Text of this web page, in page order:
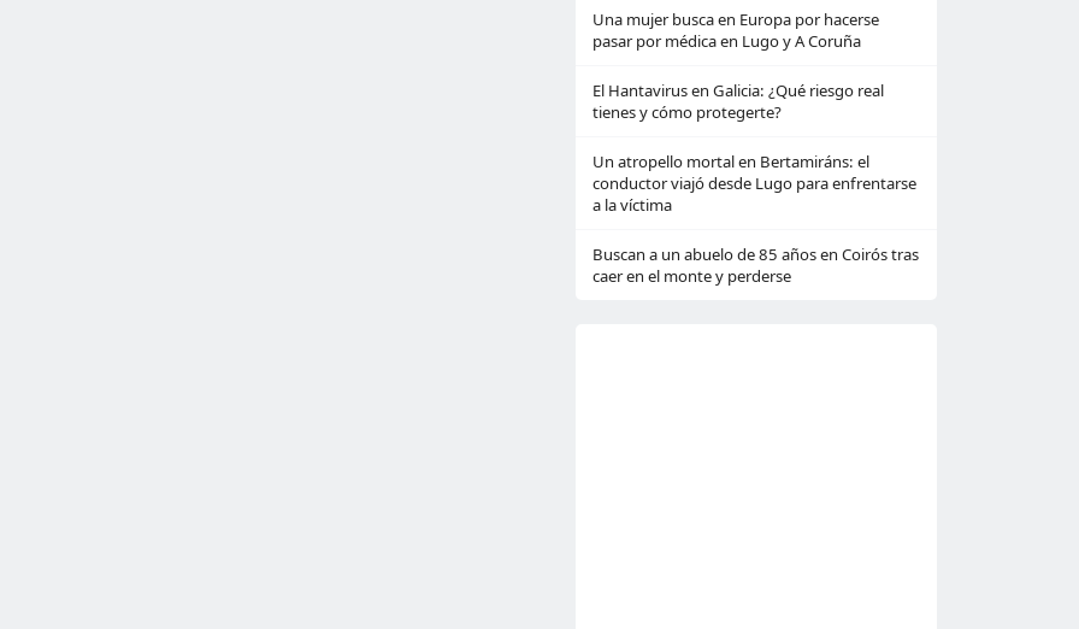
Una mujer busca en Europa por hacerse
pasar por médica en Lugo y A Coruña
El Hantavirus en Galicia: ¿Qué riesgo real
tienes y cómo protegerte?
Un atropello mortal en Bertamiráns: el
conductor viajó desde Lugo para enfrentarse
a la víctima
Buscan a un abuelo de 85 años en Coirós tras
caer en el monte y perderse